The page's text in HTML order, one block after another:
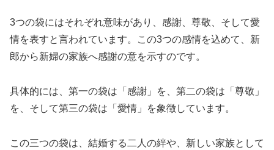
3つの袋にはそれぞれ意味があり、感謝、尊敬、そして愛
情を表すと言われています。この3つの感情を込めて、新
郎から新婦の家族へ感謝の意を示すのです。
具体的には、第一の袋は「感謝」を、第二の袋は「尊敬」
を、そして第三の袋は「愛情」を象徴しています。
この三つの袋は、結婚する二人の絆や、新しい家族として